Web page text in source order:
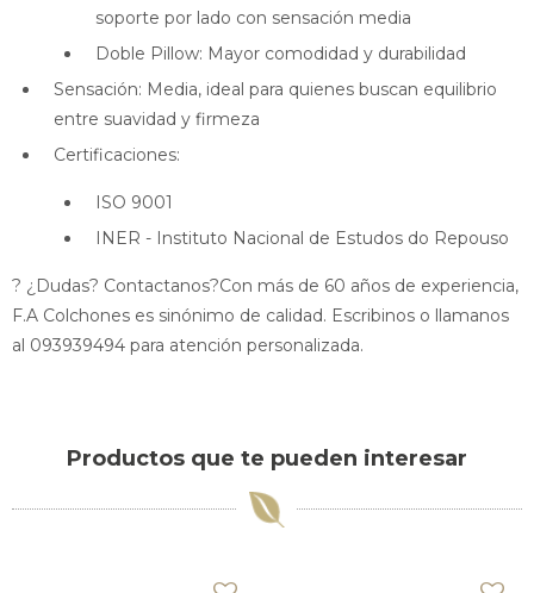
soporte por lado con sensación media
Doble Pillow: Mayor comodidad y durabilidad
Sensación: Media, ideal para quienes buscan equilibrio
entre suavidad y firmeza
Certificaciones:
ISO 9001
INER - Instituto Nacional de Estudos do Repouso
? ¿Dudas? Contactanos?Con más de 60 años de experiencia,
F.A Colchones es sinónimo de calidad. Escribinos o llamanos
al 093939494 para atención personalizada.
Productos que te pueden interesar